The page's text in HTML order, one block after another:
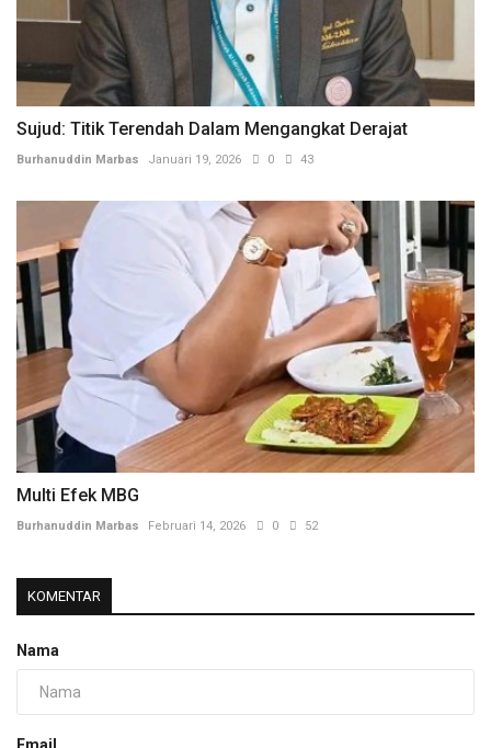
Sujud: Titik Terendah Dalam Mengangkat Derajat
Burhanuddin Marbas Januari 19, 2026 0 43
Multi Efek MBG
Burhanuddin Marbas Februari 14, 2026 0 52
KOMENTAR
Nama